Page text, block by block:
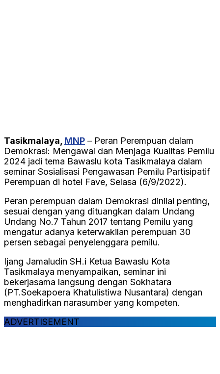
Tasikmalaya, MNP – Peran Perempuan dalam
Demokrasi: Mengawal dan Menjaga Kualitas Pemilu
2024 jadi tema Bawaslu kota Tasikmalaya dalam
seminar Sosialisasi Pengawasan Pemilu Partisipatif
Perempuan di hotel Fave, Selasa (6/9/2022).
Peran perempuan dalam Demokrasi dinilai penting,
sesuai dengan yang dituangkan dalam Undang
Undang No.7 Tahun 2017 tentang Pemilu yang
mengatur adanya keterwakilan perempuan 30
persen sebagai penyelenggara pemilu.
Ijang Jamaludin SH.i Ketua Bawaslu Kota
Tasikmalaya menyampaikan, seminar ini
bekerjasama langsung dengan Sokhatara
(PT.Soekapoera Khatulistiwa Nusantara) dengan
menghadirkan narasumber yang kompeten.
ADVERTISEMENT